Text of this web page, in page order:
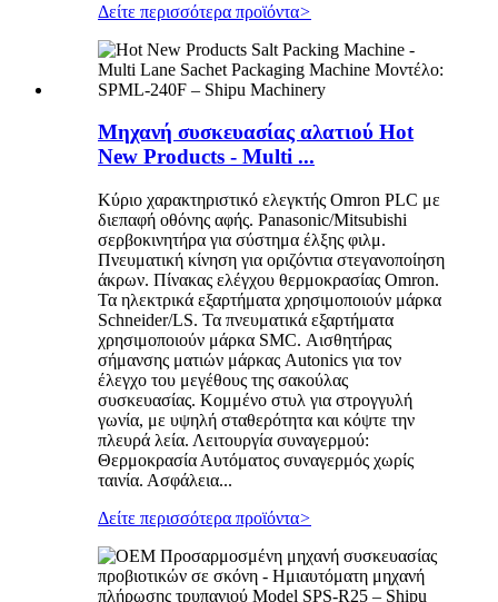
Δείτε περισσότερα προϊόντα>
Μηχανή συσκευασίας αλατιού Hot
New Products - Multi ...
Κύριο χαρακτηριστικό ελεγκτής Omron PLC με
διεπαφή οθόνης αφής. Panasonic/Mitsubishi
σερβοκινητήρα για σύστημα έλξης φιλμ.
Πνευματική κίνηση για οριζόντια στεγανοποίηση
άκρων. Πίνακας ελέγχου θερμοκρασίας Omron.
Τα ηλεκτρικά εξαρτήματα χρησιμοποιούν μάρκα
Schneider/LS. Τα πνευματικά εξαρτήματα
χρησιμοποιούν μάρκα SMC. Αισθητήρας
σήμανσης ματιών μάρκας Autonics για τον
έλεγχο του μεγέθους της σακούλας
συσκευασίας. Κομμένο στυλ για στρογγυλή
γωνία, με υψηλή σταθερότητα και κόψτε την
πλευρά λεία. Λειτουργία συναγερμού:
Θερμοκρασία Αυτόματος συναγερμός χωρίς
ταινία. Ασφάλεια...
Δείτε περισσότερα προϊόντα>